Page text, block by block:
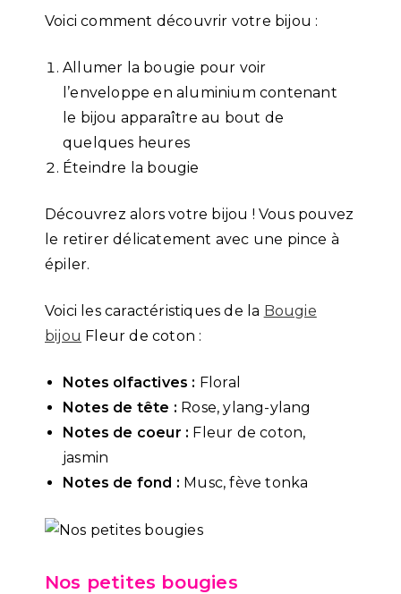
Voici comment découvrir votre bijou :
Allumer la bougie pour voir
l’enveloppe en aluminium contenant
le bijou apparaître au bout de
quelques heures
Éteindre la bougie
Découvrez alors votre bijou ! Vous pouvez
le retirer délicatement avec une pince à
épiler.
Voici les caractéristiques de la Bougie
bijou Fleur de coton :
Notes olfactives : Floral
Notes de tête : Rose, ylang-ylang
Notes de coeur : Fleur de coton,
jasmin
Notes de fond : Musc, fève tonka
Nos petites bougies